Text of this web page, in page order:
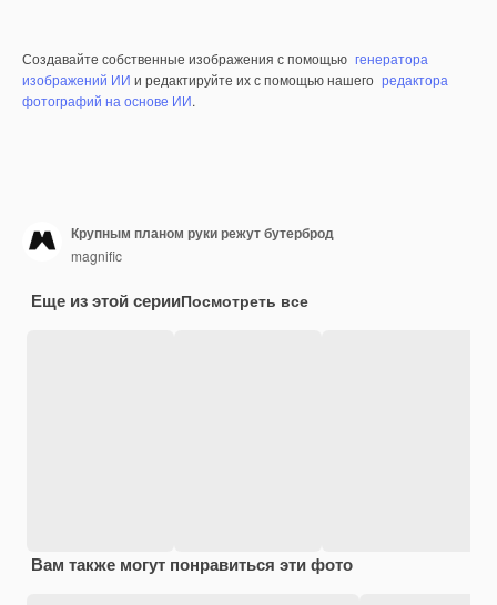
Создавайте собственные изображения с помощью генератора
изображений ИИ и редактируйте их с помощью нашего редактора
фотографий на основе ИИ.
Крупным планом руки режут бутерброд
magnific
Еще из этой серииПосмотреть все
Вам также могут понравиться эти фото